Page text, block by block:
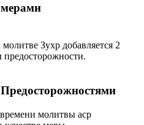
Зухр добавляется 2
молитвы аср